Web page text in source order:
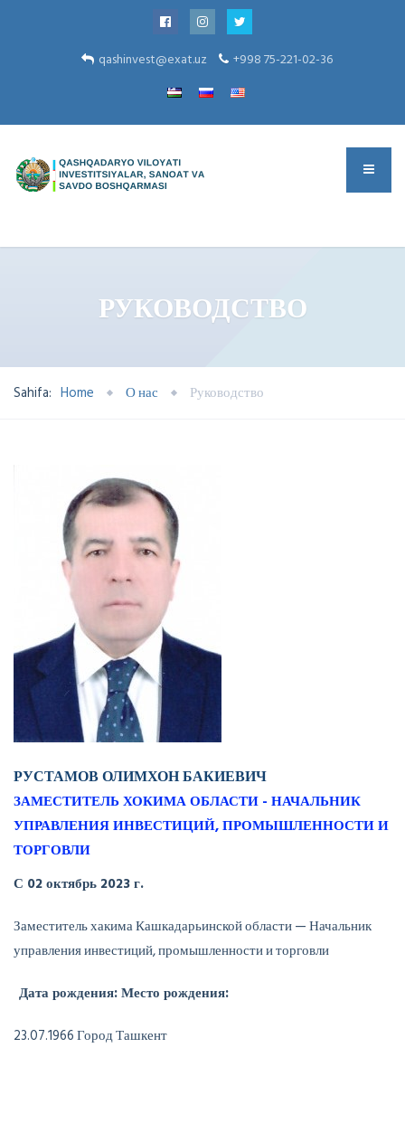
qashinvest@exat.uz +998 75-221-02-36
РУКОВОДСТВО
Sahifa: Home О нас Руководство
РУСТАМОВ ОЛИМХОН БАКИЕВИЧ
ЗАМЕСТИТЕЛЬ ХОКИМА ОБЛАСТИ - НАЧАЛЬНИК
УПРАВЛЕНИЯ ИНВЕСТИЦИЙ, ПРОМЫШЛЕННОСТИ И
ТОРГОВЛИ
С 02 октябрь 2023 г.
Заместитель хакима Кашкадарьинской области —Начальник
управления инвестиций, промышленности и торговли
Дата рождения: Место рождения:
23.07.1966 Город Ташкент